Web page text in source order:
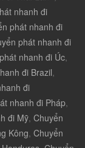
nhanh đi
phát nhanh đi
phát nhanh đi
nhanh đi Úc,
đi Brazil,
đi
nhanh đi Pháp,
đi Mỹ, Chuyển
Kông, Chuyển